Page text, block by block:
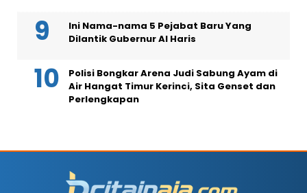
Ini Nama-nama 5 Pejabat Baru Yang
Dilantik Gubernur Al Haris
Polisi Bongkar Arena Judi Sabung Ayam di
Air Hangat Timur Kerinci, Sita Genset dan
Perlengkapan